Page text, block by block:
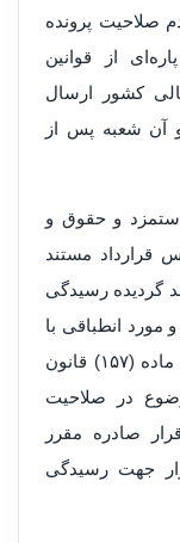
صلاحیت پرو‌نده
اصلاح پاره‌ای از قوانین
۱۳۵۶ به دیوان‌عالی کشور ارسال
آن شعبه پس از
و حقوق و
قرارداد مستند
گردیده رسیدگی
انطباقی با
اختلاف کارگر و کارفرما ندارد و از شمول ماده (۱۵۷) قانون
در صلاحیت
صادره مقرر
جهت رسیدگی